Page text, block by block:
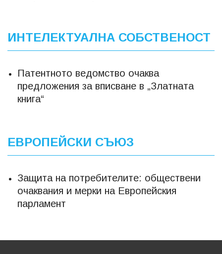
ИНТЕЛЕКТУАЛНА СОБСТВЕНОСТ
Патентното ведомство очаква
предложения за вписване в „Златната
книга“
ЕВРОПЕЙСКИ СЪЮЗ
Защита на потребителите: обществени
очаквания и мерки на Европейския
парламент